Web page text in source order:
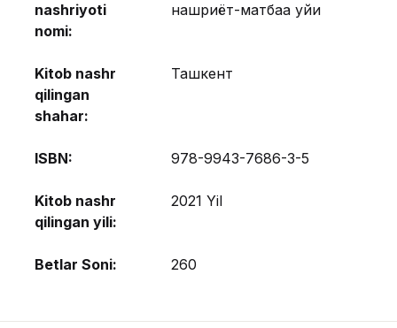
nashriyoti
nomi:
нашриёт-матбаа уйи
Kitob nashr
qilingan
shahar:
Ташкент
ISBN: 978-9943-7686-3-5
Kitob nashr
qilingan yili:
2021 Yil
Betlar Soni: 260